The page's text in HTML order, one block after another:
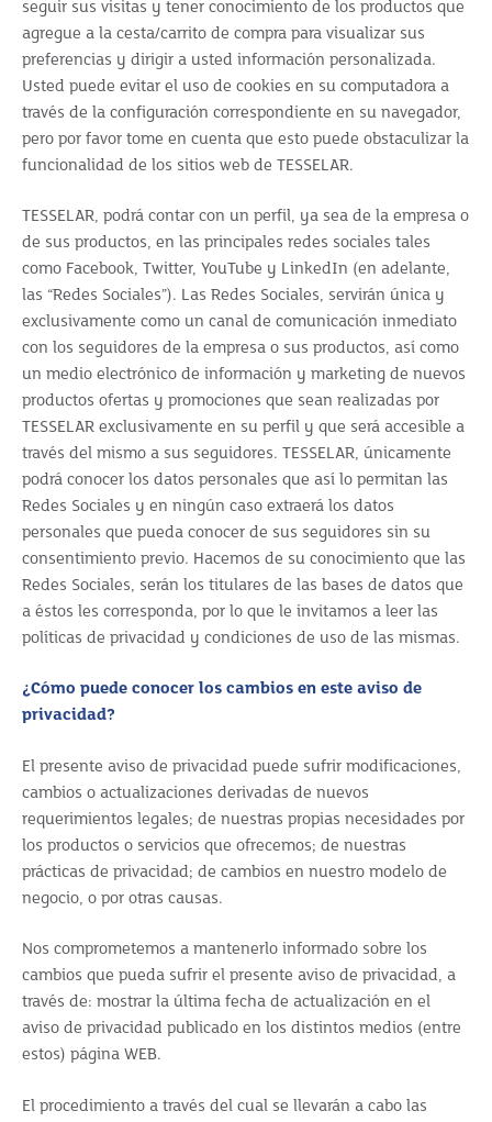
seguir sus visitas y tener conocimiento de los productos que
agregue a la cesta/carrito de compra para visualizar sus
preferencias y dirigir a usted información personalizada.
Usted puede evitar el uso de cookies en su computadora a
través de la configuración correspondiente en su navegador,
pero por favor tome en cuenta que esto puede obstaculizar la
funcionalidad de los sitios web de TESSELAR.
TESSELAR, podrá contar con un perfil, ya sea de la empresa o
de sus productos, en las principales redes sociales tales
como Facebook, Twitter, YouTube y LinkedIn (en adelante,
las “Redes Sociales”). Las Redes Sociales, servirán única y
exclusivamente como un canal de comunicación inmediato
con los seguidores de la empresa o sus productos, así como
un medio electrónico de información y marketing de nuevos
productos ofertas y promociones que sean realizadas por
TESSELAR exclusivamente en su perfil y que será accesible a
través del mismo a sus seguidores. TESSELAR, únicamente
podrá conocer los datos personales que así lo permitan las
Redes Sociales y en ningún caso extraerá los datos
personales que pueda conocer de sus seguidores sin su
consentimiento previo. Hacemos de su conocimiento que las
Redes Sociales, serán los titulares de las bases de datos que
a éstos les corresponda, por lo que le invitamos a leer las
políticas de privacidad y condiciones de uso de las mismas.
¿Cómo puede conocer los cambios en este aviso de
privacidad?
El presente aviso de privacidad puede sufrir modificaciones,
cambios o actualizaciones derivadas de nuevos
requerimientos legales; de nuestras propias necesidades por
los productos o servicios que ofrecemos; de nuestras
prácticas de privacidad; de cambios en nuestro modelo de
negocio, o por otras causas.
Nos comprometemos a mantenerlo informado sobre los
cambios que pueda sufrir el presente aviso de privacidad, a
través de: mostrar la última fecha de actualización en el
aviso de privacidad publicado en los distintos medios (entre
estos) página WEB.
El procedimiento a través del cual se llevarán a cabo las